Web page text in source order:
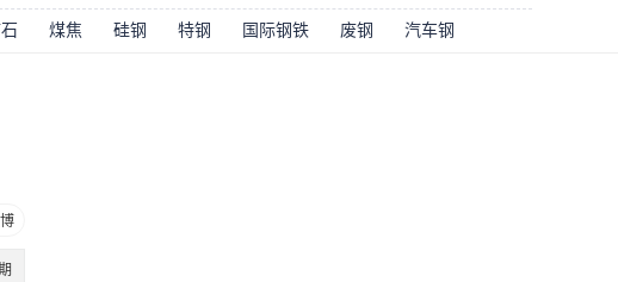
煤焦 硅钢 特钢 国际钢铁 废钢 汽车钢